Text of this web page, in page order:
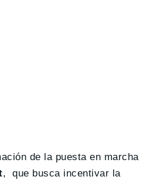
de la puesta en marcha
, que busca incentivar la